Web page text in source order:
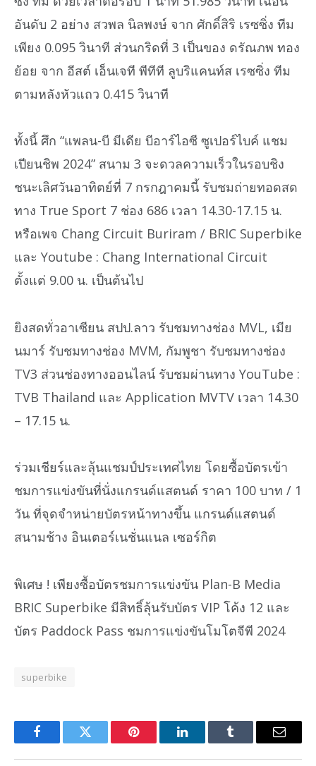
อันดับ 2 อย่าง สวพล นิลพงษ์ จาก ศักดิ์สิริ เรซซิ่ง ทีม
เพียง 0.095 วินาที ส่วนกริดที่ 3 เป็นของ ดรัณภพ ทอง
ย้อย จาก อีสต์ เอ็นเจที พีทีที ลูบริแคนท์ส เรซซิ่ง ทีม
ตามหลังหัวแถว 0.415 วินาที
ทั้งนี้ ศึก “แพลน-บี มีเดีย บีอาร์ไอซี ซูเปอร์ไบค์ แชม
เปียนชิพ 2024” สนาม 3 จะดวลความเร็วในรอบชิง
ชนะเลิศวันอาทิตย์ที่ 7 กรกฎาคมนี้ รับชมถ่ายทอดสด
ทาง True Sport 7 ช่อง 686 เวลา 14.30-17.15 น.
หรือเพจ Chang Circuit Buriram / BRIC Superbike
และ Youtube : Chang International Circuit
ตั้งแต่ 9.00 น. เป็นต้นไป
ยิงสดทั่วอาเซียน สปป.ลาว รับชมทางช่อง MVL, เมีย
นมาร์ รับชมทางช่อง MVM, กัมพูชา รับชมทางช่อง
TV3 ส่วนช่องทางออนไลน์ รับชมผ่านทาง YouTube :
TVB Thailand และ Application MVTV เวลา 14.30
– 17.15 น.
ร่วมเชียร์และลุ้นแชมป์ประเทศไทย โดยซื้อบัตรเข้า
ชมการแข่งขันที่นั่งแกรนด์แสตนด์ ราคา 100 บาท / 1
วัน ที่จุดจำหน่ายบัตรหน้าทางขึ้น แกรนด์แสตนด์
สนามช้าง อินเตอร์เนชั่นแนล เซอร์กิต
พิเศษ ! เพียงซื้อบัตรชมการแข่งขัน Plan-B Media
BRIC Superbike มีสิทธิ์ลุ้นรับบัตร VIP โค้ง 12 และ
บัตร Paddock Pass ชมการแข่งขันโมโตจีพี 2024
superbike
FacebookTwitter Pinterest LinkedInTumblr Email